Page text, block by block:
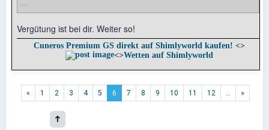
Vergütung ist bei dir. Weiter so!
Cuneros Premium GS direkt auf Shimlyworld kaufen! <>
<>Wetten auf Shimlyworld
« 1 2 3 4 5 6 7 8 9 10 11 12 … »